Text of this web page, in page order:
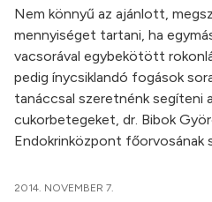
Nem könnyű az ajánlott,
mennyiséget tartani, ha
vacsorával egybekötött
pedig ínycsiklandó fogások
tanáccsal szeretnénk segíteni
cukorbetegeket, dr. Bibok
Endokrinközpont főorvosának
2014. NOVEMBER 7.